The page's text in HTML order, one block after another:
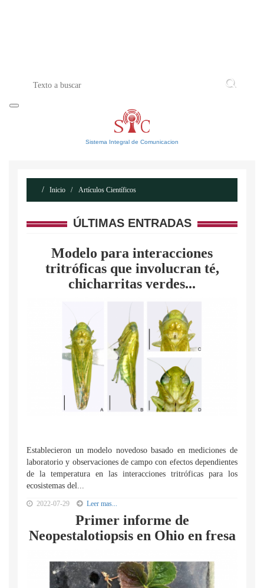
Sistema Integral de Comunicacion
Inicio Artículos Científicos
ÚLTIMAS ENTRADAS
Modelo para interacciones
tritróficas que involucran té,
chicharritas verdes...
Establecieron un modelo novedoso basado en mediciones de
laboratorio y observaciones de campo con efectos dependientes
de la temperatura en las interacciones tritróficas para los
ecosistemas del...
2022-07-29 Leer mas...
Primer informe de
Neopestalotiopsis en Ohio en fresa